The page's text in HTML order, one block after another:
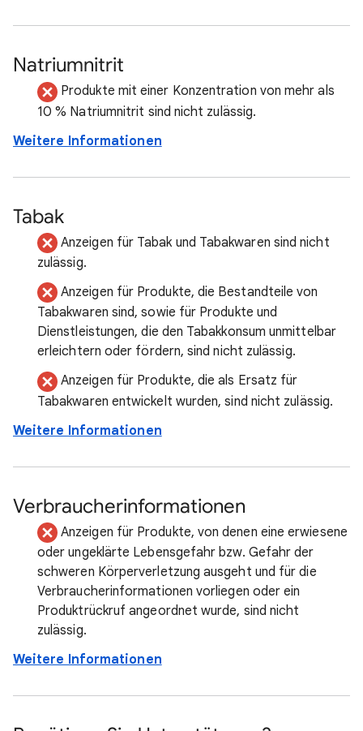
Natriumnitrit
Produkte mit einer Konzentration von mehr als
10 % Natriumnitrit sind nicht zulässig.
Weitere Informationen
Tabak
Anzeigen für Tabak und Tabakwaren sind nicht
zulässig.
Anzeigen für Produkte, die Bestandteile von
Tabakwaren sind, sowie für Produkte und
Dienstleistungen, die den Tabakkonsum unmittelbar
erleichtern oder fördern, sind nicht zulässig.
Anzeigen für Produkte, die als Ersatz für
Tabakwaren entwickelt wurden, sind nicht zulässig.
Weitere Informationen
Verbraucherinformationen
Anzeigen für Produkte, von denen eine erwiesene
oder ungeklärte Lebensgefahr bzw. Gefahr der
schweren Körperverletzung ausgeht und für die
Verbraucherinformationen vorliegen oder ein
Produktrückruf angeordnet wurde, sind nicht
zulässig.
Weitere Informationen